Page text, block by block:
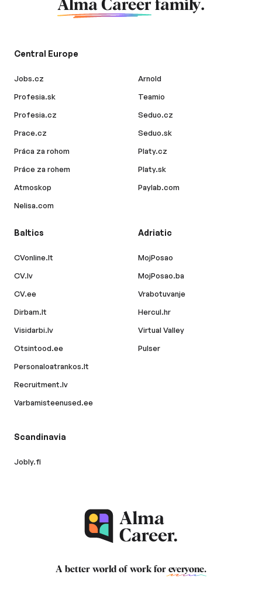
Alma Career family.
Central Europe
Jobs.cz
Profesia.sk
Profesia.cz
Prace.cz
Práca za rohom
Práce za rohem
Atmoskop
Nelisa.com
Arnold
Teamio
Seduo.cz
Seduo.sk
Platy.cz
Platy.sk
Paylab.com
Baltics
CVonline.lt
CV.lv
CV.ee
Dirbam.lt
Visidarbi.lv
Otsintood.ee
Personaloatrankos.lt
Recruitment.lv
Varbamisteenused.ee
Adriatic
MojPosao
MojPosao.ba
Vrabotuvanje
Hercul.hr
Virtual Valley
Pulser
Scandinavia
Jobly.fi
A better world of work for everyone.